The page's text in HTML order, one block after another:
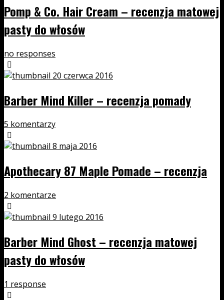
Pomp & Co. Hair Cream – recenzja matowej
pasty do włosów
no responses
20 czerwca 2016
Barber Mind Killer – recenzja pomady
5 komentarzy
8 maja 2016
Apothecary 87 Maple Pomade – recenzja
2 komentarze
9 lutego 2016
Barber Mind Ghost – recenzja matowej
pasty do włosów
1 response